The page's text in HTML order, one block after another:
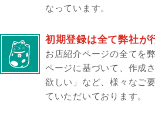
なっています。
初期登録は全て弊社が
お店紹介ページの全てを
ページに基づいて、作成
欲しい」など、様々なご
ていただいております。